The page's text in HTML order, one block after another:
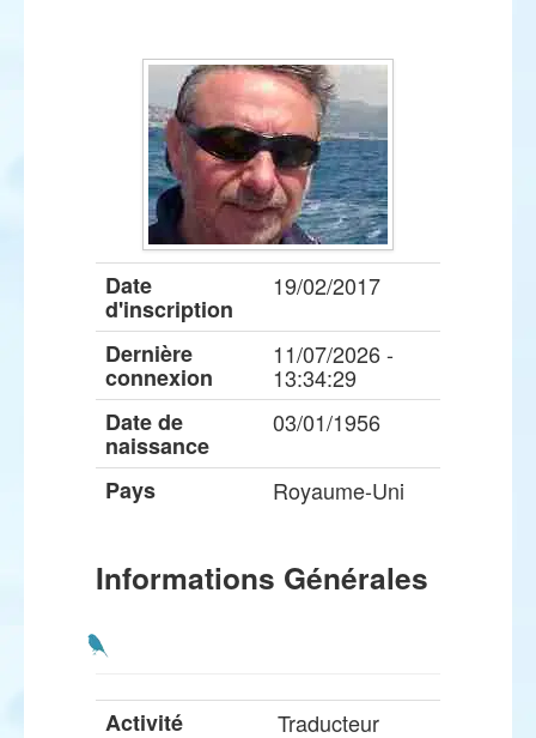
Date
d'inscription
19/02/2017
Dernière
connexion
11/07/2026 -
13:34:29
Date de
naissance
03/01/1956
Pays Royaume-Uni
Informations Générales
Activité
Traducteur